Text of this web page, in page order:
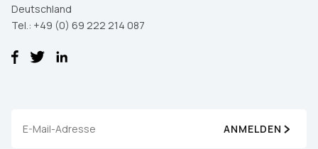
Deutschland
Tel.: +49 (0) 69 222 214 087
ANMELDEN